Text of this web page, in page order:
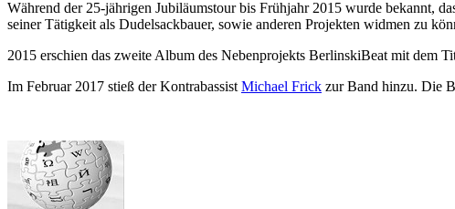
Während der 25-jährigen Jubiläumstour bis Frühjahr 2015 wurde bekannt,
seiner Tätigkeit als Dudelsackbauer, sowie anderen Projekten widmen zu
2015 erschien das zweite Album des Nebenprojekts BerlinskiBeat mit dem
Im Februar 2017 stieß der Kontrabassist Michael Frick zur Band hinzu. Die